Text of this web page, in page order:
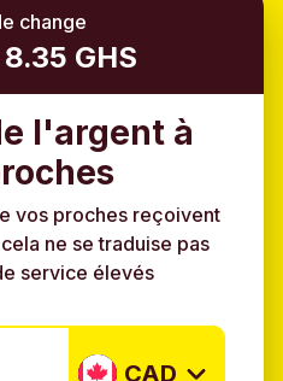
change
8.35 GHS
l'argent à
vos proches reçoivent
ne se traduise pas
service élevés
CAD